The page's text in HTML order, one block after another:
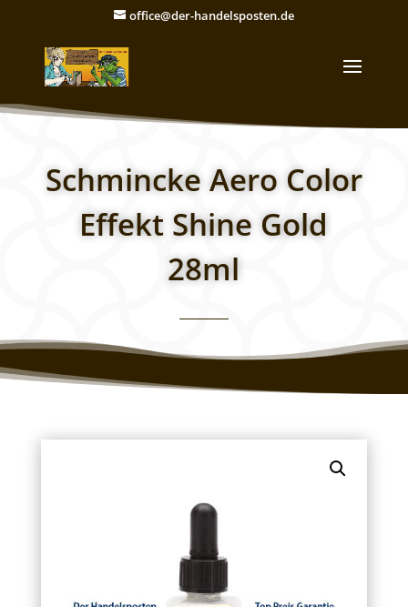
office@der-handelsposten.de
Schmincke Aero Color
Effekt Shine Gold
28ml